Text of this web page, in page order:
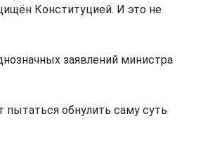
Конституцией. И это не
заявлений министра
пытаться обнулить саму суть